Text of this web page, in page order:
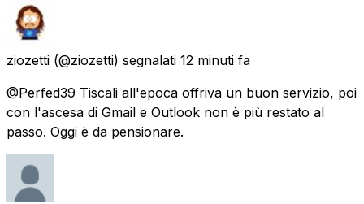
ziozetti (@ziozetti) segnalati 12 minuti fa
@Perfed39 Tiscali all'epoca offriva un buon servizio, poi
con l'ascesa di Gmail e Outlook non è più restato al
passo. Oggi è da pensionare.